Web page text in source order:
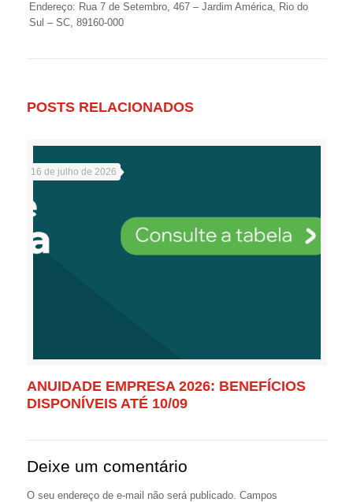
Endereço: Rua 7 de Setembro, 467 – Jardim América, Rio do
Sul – SC, 89160-000
POSTS RELACIONADOS
16 de julho de 2026
ANUIDADE EMPRESA 2026: BENEFÍCIOS
DISPONÍVEIS ATÉ 10/09
Deixe um comentário
O seu endereço de e-mail não será publicado. Campos